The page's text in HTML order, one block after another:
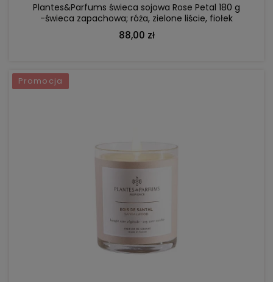
Plantes&Parfums świeca sojowa Rose Petal 180 g
-świeca zapachowa; róża, zielone liście, fiołek
88,00 zł
DO KOSZYKA
Promocja